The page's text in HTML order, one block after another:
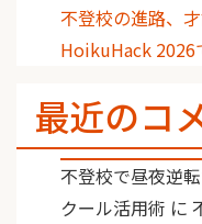
不登校の進路、
HoikuHack 2026
最近のコ
不登校で昼夜逆
クール活用術 に